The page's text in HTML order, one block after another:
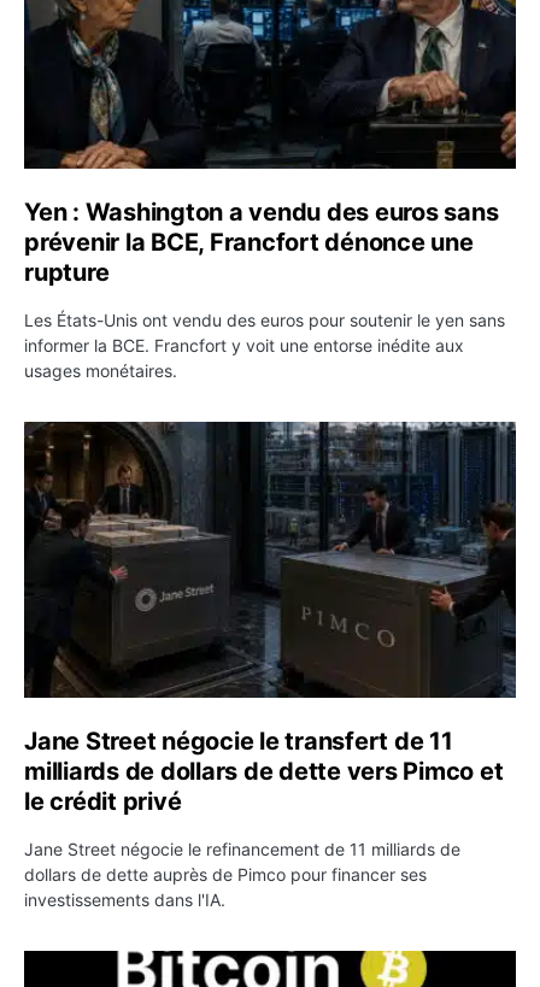
Yen : Washington a vendu des euros sans
prévenir la BCE, Francfort dénonce une
rupture
Les États-Unis ont vendu des euros pour soutenir le yen sans
informer la BCE. Francfort y voit une entorse inédite aux
usages monétaires.
Jane Street négocie le transfert de 11 milliards de
Jane Street négocie le transfert de 11
milliards de dollars de dette vers Pimco et
le crédit privé
Jane Street négocie le refinancement de 11 milliards de
dollars de dette auprès de Pimco pour financer ses
investissements dans l'IA.
Bitcoin stagne à 64 000 dollars pendant que les